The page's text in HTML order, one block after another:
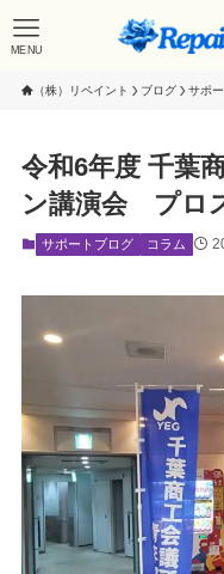
MENU
（株）リペイント ブログ サポ
令和6年度 千葉
ン講演会 プロ
サポートブログ コラム